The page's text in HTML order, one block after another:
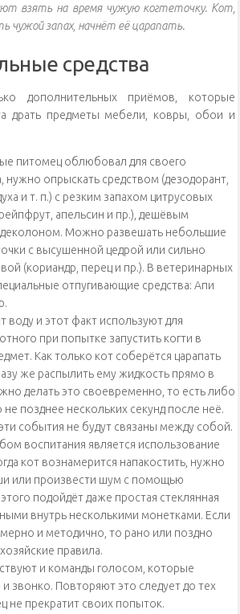
взять на время чужую когтеточку. Кот,
чужой запах, начнёт её царапать.
средства
дополнительных приёмов, которые
драть предметы мебели, ковры, обои и
питомец облюбовал для своего
нужно опрыскать средством (дезодорант,
и т. п.) с резким запахом цитрусовых
апельсин и пр.), дешёвым
Можно развешать небольшие
с высушенной цедрой или сильно
(кориандр, перец и пр.). В ветеринарных
отпугивающие средства: Апи
воду и этот факт используют для
при попытке запустить когти в
Как только кот соберётся царапать
же распылить ему жидкость прямо в
делать это своевременно, то есть либо
позднее нескольких секунд после неё.
события не будут связаны между собой.
воспитания является использование
кот вознамерится напакостить, нужно
или произвести шум с помощью
подойдёт даже простая стеклянная
внутрь несколькими монетками. Если
и методично, то рано или поздно
правила.
и команды голосом, которые
звонко. Повторяют это следует до тех
не прекратит своих попыток.